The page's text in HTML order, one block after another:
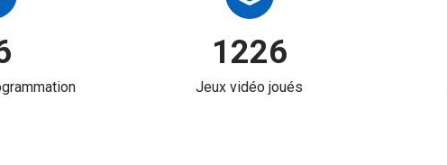
1226
Jeux vidéo joués